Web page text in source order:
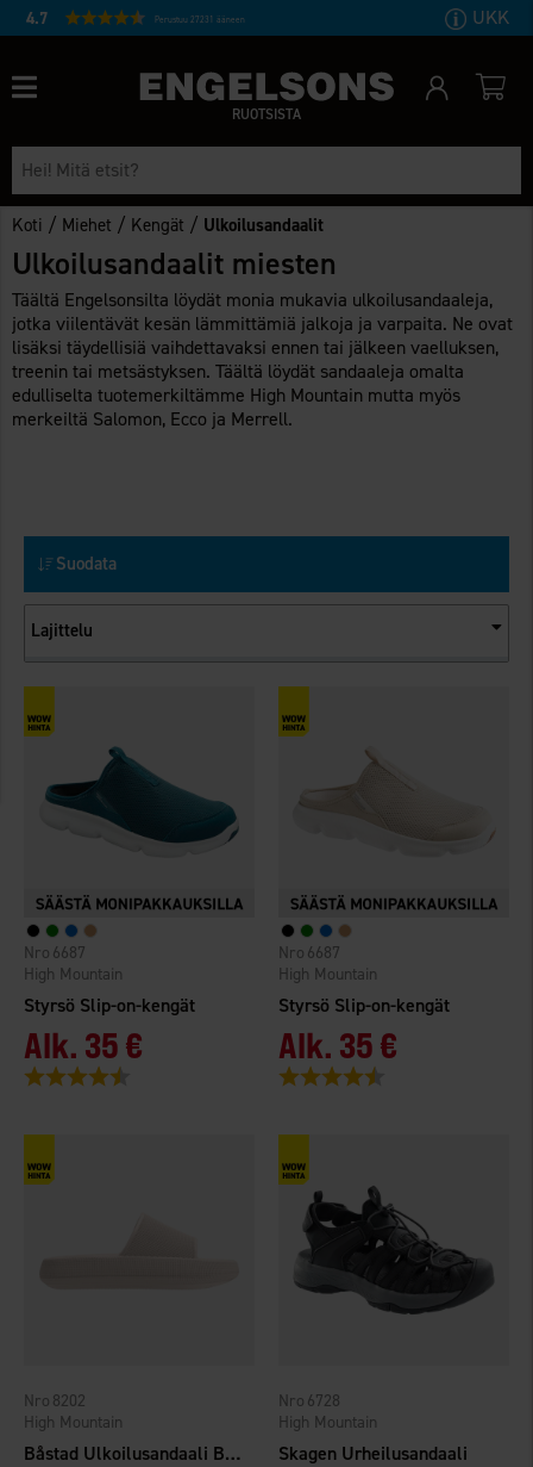
4.7 Perustuu 27231 ääneen UKK
RUOTSISTA
Koti / Miehet / Kengät / Ulkoilusandaalit
Ulkoilusandaalit miesten
Täältä Engelsonsilta löydät monia mukavia ulkoilusandaaleja,
jotka viilentävät kesän lämmittämiä jalkoja ja varpaita. Ne ovat
lisäksi täydellisiä vaihdettavaksi ennen tai jälkeen vaelluksen,
treenin tai metsästyksen. Täältä löydät sandaaleja omalta
edulliselta tuotemerkiltämme High Mountain mutta myös
merkeiltä Salomon, Ecco ja Merrell.
Suodata
Lajittelu
Styrsö Slip-on-kengät
High Mountain
6687
Alk. 35 €
Arvio:
Styrsö Slip-on-kengät
High Mountain
6687
Alk. 35 €
Arvio:
Båstad Ulkoilusandaali Beige
High Mountain
8202
Skagen Urheilusandaali
High Mountain
6728